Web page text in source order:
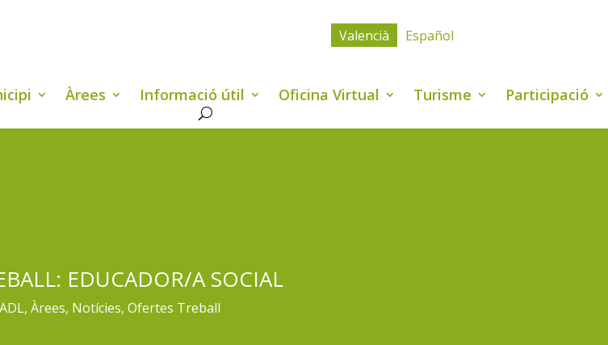
Valencià Español
Àrees Informació útil Oficina Virtual Turisme Participació
EDUCADOR/A SOCIAL
ADL, Àrees, Notícies, Ofertes Treball